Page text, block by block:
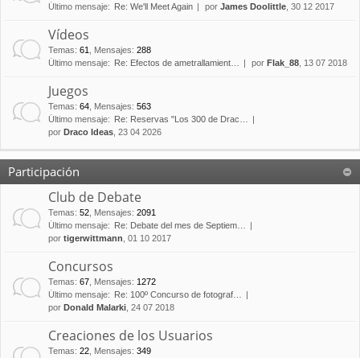
Último mensaje:
Re: We'll Meet Again por James Doolittle , 30 12 2017
Vídeos
Temas: 61 Mensajes: 288
Último mensaje:
Re: Efectos de ametrallamient… por Flak_88 , 13 07 2018
Juegos
Temas: 64 Mensajes: 563
Último mensaje:
Re: Reservas "Los 300 de Drac…
por Draco Ideas , 23 04 2026
Participación
Club de Debate
Temas: 52 Mensajes: 2091
Último mensaje:
Re: Debate del mes de Septiem…
por tigerwittmann , 01 10 2017
Concursos
Temas: 67 Mensajes: 1272
Último mensaje:
Re: 100º Concurso de fotograf…
por Donald Malarki , 24 07 2018
Creaciones de los Usuarios
Temas: 22 Mensajes: 349